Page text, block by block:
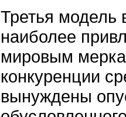
Третья модель
наиболее
мировым
конкуренции
вынуждены